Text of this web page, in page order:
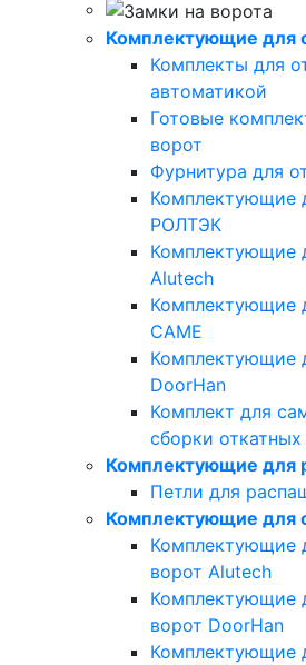
Комплектующие для
Комплекты для
автоматикой
Готовые
ворот
Фурнитура для
Комплектующие
РОЛТЭК
Комплектующие
Alutech
Комплектующие
CAME
Комплектующие
DoorHan
Комплект для
сборки откатных
Комплектующие для
Петли для
Комплектующие для
Комплектующие
ворот Alutech
Комплектующие
ворот DoorHan
Комплектующие